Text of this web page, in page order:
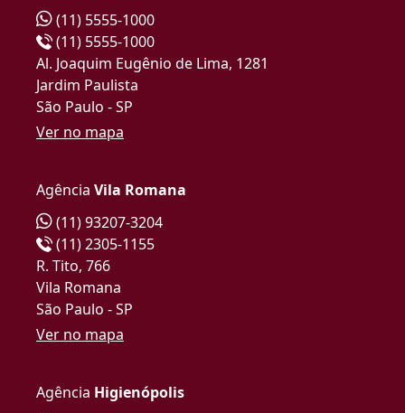
(11) 5555-1000
(11) 5555-1000
Al. Joaquim Eugênio de Lima, 1281
Jardim Paulista
São Paulo - SP
Ver no mapa
Agência Vila Romana
(11) 93207-3204
(11) 2305-1155
R. Tito, 766
Vila Romana
São Paulo - SP
Ver no mapa
Agência Higienópolis